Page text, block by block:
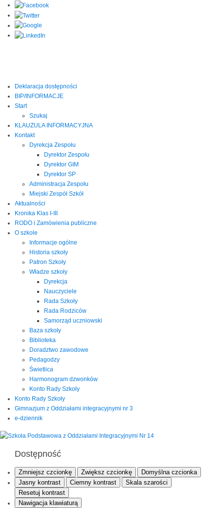
Deklaracja dostępności
BIP/INFORMACJE
Start
Szukaj
KLAUZULA INFORMACYJNA
Kontakt
Dyrekcja Zespołu
Dyrektor Zespołu
Dyrektor GIM
Dyrektor SP
Administracja Zespołu
Miejski Zespół Szkół
Aktualności
Kronika Klas I-III
RODO i Zamówienia publiczne
O szkole
Informacje ogólne
Historia szkoły
Patron Szkoły
Władze szkoły
Dyrekcja
Nauczyciele
Rada Szkoły
Rada Rodziców
Samorząd uczniowski
Baza szkoły
Biblioteka
Doradztwo zawodowe
Pedagodzy
Świetlica
Harmonogram dzwonków
Konto Rady Szkoły
Konto Rady Szkoły
Gimnazjum z Oddziałami integracyjnymi nr 3
e-dziennik
Dostępność
Zmniejsz czcionkę Zwiększ czcionkę
Domyślna czcionka
Jasny kontrast
Ciemny kontrast
Skala szarości
Resetuj kontrast
Nawigacja klawiaturą